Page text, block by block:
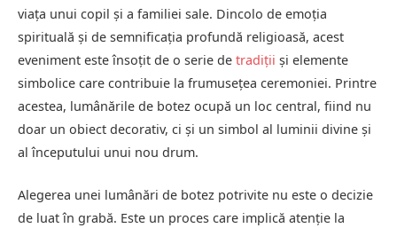
viața unui copil și a familiei sale. Dincolo de emoția
spirituală și de semnificația profundă religioasă, acest
eveniment este însoțit de o serie de tradiții și elemente
simbolice care contribuie la frumusețea ceremoniei. Printre
acestea, lumânările de botez ocupă un loc central, fiind nu
doar un obiect decorativ, ci și un simbol al luminii divine și
al începutului unui nou drum.
Alegerea unei lumânări de botez potrivite nu este o decizie
de luat în grabă. Este un proces care implică atenție la